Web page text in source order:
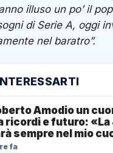
illuso un po’ il
di Serie A, oggi
nel baratro”.
Amodio un
ricordi e futuro: «La
sempre nel mio
fa